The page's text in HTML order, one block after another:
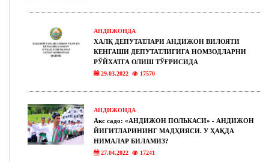
АНДИЖОНДА
ХАЛҚ ДЕПУТАТЛАРИ АНДИЖОН ВИЛОЯТИ
КЕНГАШИ ДЕПУТАТЛИГИГА НОМЗОДЛАРНИ
РЎЙХАТГА ОЛИШ ТЎҒРИСИДА
29.03.2022 17570
АНДИЖОНДА
Акс садо: «АНДИЖОН ПОЛЬКАСИ» - АНДИЖОН
ЙИГИТЛАРИНИНГ МАДҲИЯСИ. У ҲАҚДА
НИМАЛАР БИЛАМИЗ?
27.04.2022 17241